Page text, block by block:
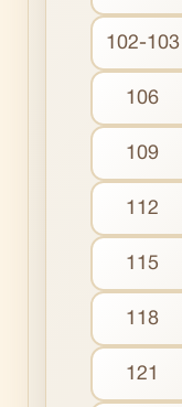
102-103
106
109
112
115
118
121